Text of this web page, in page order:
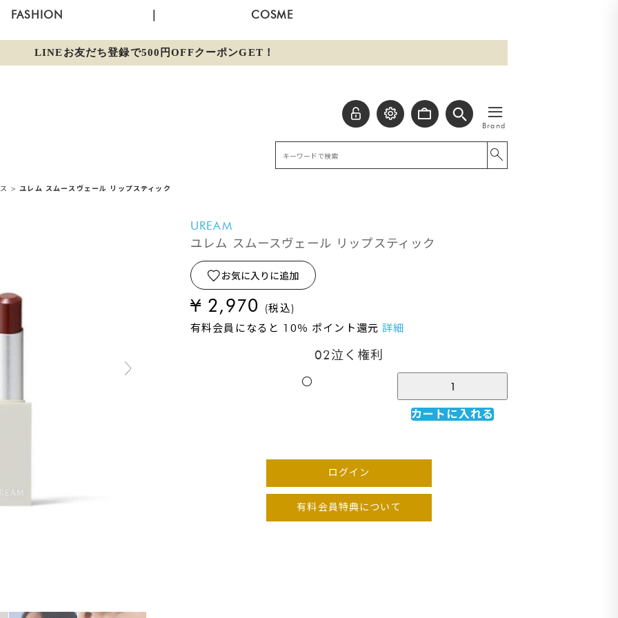
FASHION COSME
LINEお友だち登録で500円OFFクーポンGET！
≡
Brand
> ユレム スムースヴェール リップスティック
UREAM
ユレム スムースヴェール リップスティック
お気に入りに追加
¥ 2,970
(税込)
有料会員になると 10％ ポイント還元詳細
02泣く権利
〇
カートに入れる
ログイン
有料会員特典について